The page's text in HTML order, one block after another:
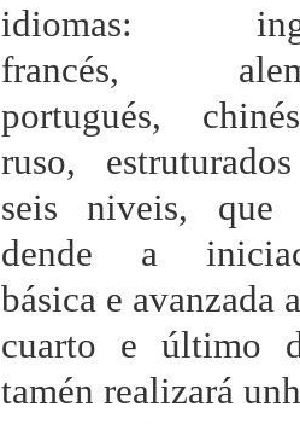
idiomas:
francés,
portugués,
ruso,
seis niveis, que
dende a
básica e avanzada
cuarto e último
tamén realizará